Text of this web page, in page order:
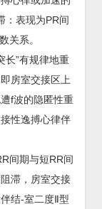
：表现为PR间
关系。
长”有规律地重
房室交接区上
f波的隐匿性重
性逸搏心律伴
间期与短RR间
滞，房室交接
结-室二度Ⅱ型